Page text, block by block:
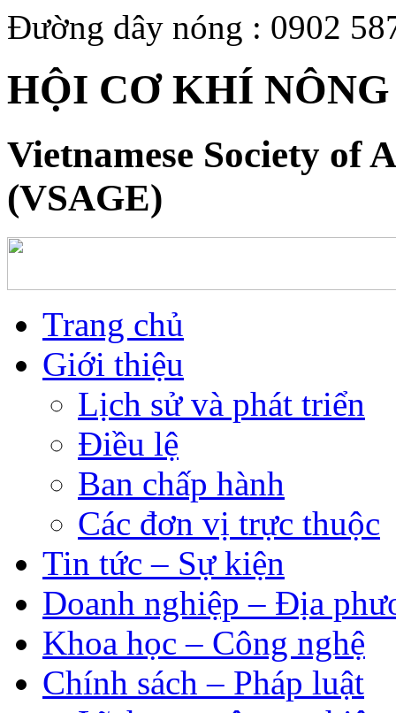
Đường dây nóng : 0902
HỘI CƠ KHÍ
Vietnamese Society of
(VSAGE)
Trang chủ
Giới thiệu
Lịch sử và phát triển
Điều lệ
Ban chấp hành
Các đơn vị trực thuộc
Tin tức – Sự kiện
Doanh nghiệp – Địa
Khoa học – Công nghệ
Chính sách – Pháp luật